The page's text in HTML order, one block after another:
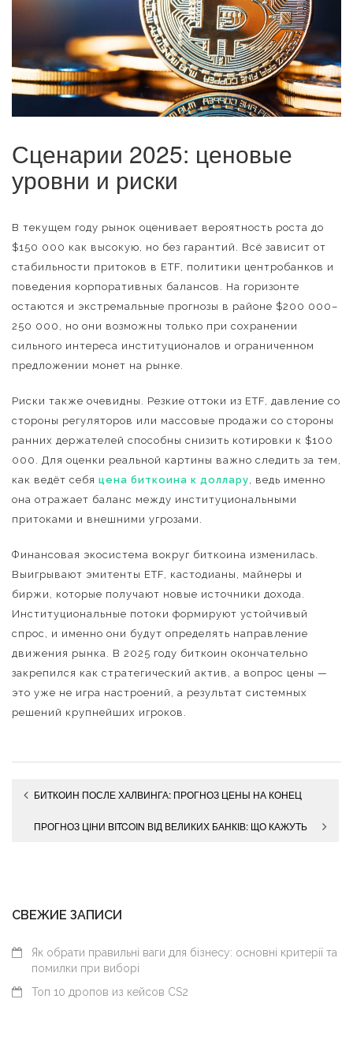
Сценарии 2025: ценовые
уровни и риски
В текущем году рынок оценивает вероятность роста до
$150 000 как высокую, но без гарантий. Всё зависит от
стабильности притоков в ETF, политики центробанков и
поведения корпоративных балансов. На горизонте
остаются и экстремальные прогнозы в районе $200 000–
250 000, но они возможны только при сохранении
сильного интереса институционалов и ограниченном
предложении монет на рынке.
Риски также очевидны. Резкие оттоки из ETF, давление со
стороны регуляторов или массовые продажи со стороны
ранних держателей способны снизить котировки к $100
000. Для оценки реальной картины важно следить за тем,
как ведёт себя цена биткоина к доллару, ведь именно
она отражает баланс между институциональными
притоками и внешними угрозами.
Финансовая экосистема вокруг биткоина изменилась.
Выигрывают эмитенты ETF, кастодианы, майнеры и
биржи, которые получают новые источники дохода.
Институциональные потоки формируют устойчивый
спрос, и именно они будут определять направление
движения рынка. В 2025 году биткоин окончательно
закрепился как стратегический актив, а вопрос цены —
это уже не игра настроений, а результат системных
решений крупнейших игроков.
Навигация
по
БИТКОИН ПОСЛЕ ХАЛВИНГА: ПРОГНОЗ ЦЕНЫ НА КОНЕЦ
2025
ПРОГНОЗ ЦІНИ BITCOIN ВІД ВЕЛИКИХ БАНКІВ: ЩО КАЖУТЬ
СВЕЖИЕ ЗАПИСИ
Як обрати правильні ваги для бізнесу: основні критерії та
помилки при виборі
Топ 10 дропов из кейсов CS2